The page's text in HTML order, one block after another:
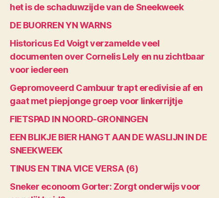
het is de schaduwzijde van de Sneekweek
DE BUORREN YN WARNS
Historicus Ed Voigt verzamelde veel
documenten over Cornelis Lely en nu zichtbaar
voor iedereen
Gepromoveerd Cambuur trapt eredivisie af en
gaat met piepjonge groep voor linkerrijtje
FIETSPAD IN NOORD-GRONINGEN
EEN BLIKJE BIER HANGT AAN DE WASLIJN IN DE
SNEEKWEEK
TINUS EN TINA VICE VERSA (6)
Sneker econoom Gorter: Zorgt onderwijs voor